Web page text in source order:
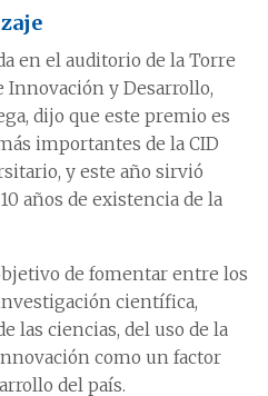
en el auditorio de la Torre
Innovación y Desarrollo,
dijo que este premio es
importantes de la CID
y este año sirvió
años de existencia de la
de fomentar entre los
científica,
las ciencias, del uso de la
como un factor
del país.